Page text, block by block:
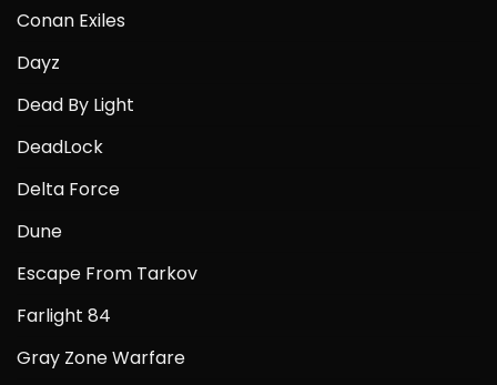
Conan Exiles
Dayz
Dead By Light
DeadLock
Delta Force
Dune
Escape From Tarkov
Farlight 84
Gray Zone Warfare